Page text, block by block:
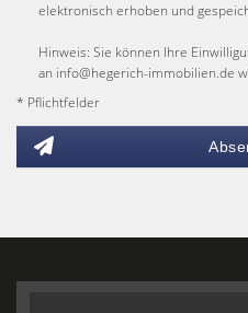
elektronisch erhoben und
Hinweis: Sie können Ihre
an info@hegerich-immobilien.de
* Pflichtfelder